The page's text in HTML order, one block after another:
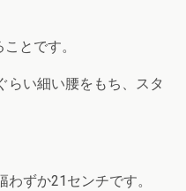
とです。
らい細い腰をもち、スタ
ずか21センチです。